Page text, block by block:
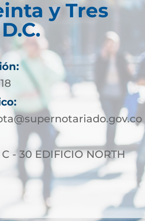
y Tres
- 30 EDIFICIO NORTH